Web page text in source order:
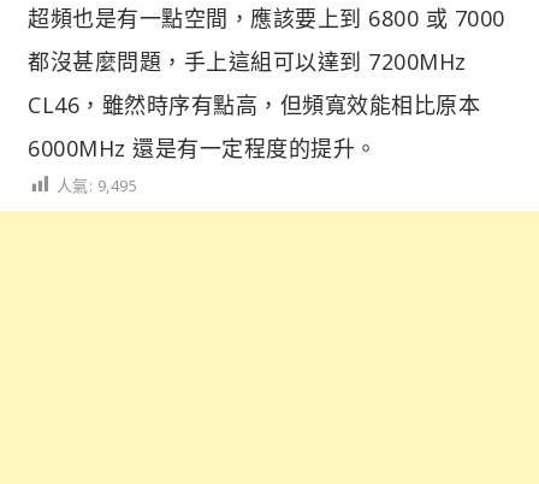
超頻也是有一點空間，應該要上到 6800 或 7000
都沒甚麼問題，手上這組可以達到 7200MHz
CL46，雖然時序有點高，但頻寬效能相比原本
6000MHz 還是有一定程度的提升。
人氣: 9,495